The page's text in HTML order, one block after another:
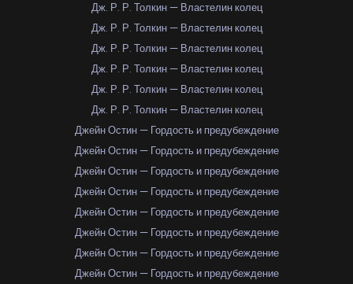
Дж. Р. Р. Толкин — Властелин колец
Дж. Р. Р. Толкин — Властелин колец
Дж. Р. Р. Толкин — Властелин колец
Дж. Р. Р. Толкин — Властелин колец
Дж. Р. Р. Толкин — Властелин колец
Дж. Р. Р. Толкин — Властелин колец
Джейн Остин — Гордость и предубеждение
Джейн Остин — Гордость и предубеждение
Джейн Остин — Гордость и предубеждение
Джейн Остин — Гордость и предубеждение
Джейн Остин — Гордость и предубеждение
Джейн Остин — Гордость и предубеждение
Джейн Остин — Гордость и предубеждение
Джейн Остин — Гордость и предубеждение